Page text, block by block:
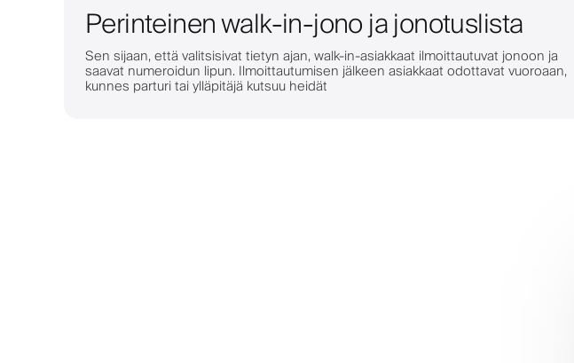
Perinteinen walk-in-jono ja jonotuslista
Sen sijaan, että valitsisivat tietyn ajan, walk-in-asiakkaat ilmoittautuvat jonoon ja
saavat numeroidun lipun. Ilmoittautumisen jälkeen asiakkaat odottavat vuoroaan,
kunnes parturi tai ylläpitäjä kutsuu heidät